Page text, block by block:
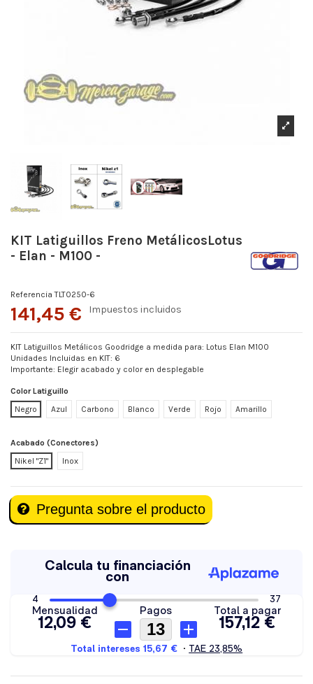
KIT Latiguillos Freno MetálicosLotus
- Elan - M100 -
Referencia TLT0250-6
141,45 € Impuestos incluidos
KIT Latiguillos Metálicos Goodridge a medida para: Lotus Elan M100
Unidades Incluidas en KIT: 6
Importante: Elegir acabado y color en desplegable
Color Latiguillo
Negro
Azul Carbono Blanco Verde Rojo Amarillo
Acabado (Conectores)
Nikel "Z1"
Inox
Pregunta sobre el producto